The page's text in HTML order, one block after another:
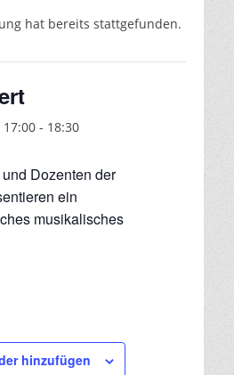
hat bereits stattgefunden.
17:00 - 18:30
Dozenten der
ein
musikalisches
hinzufügen